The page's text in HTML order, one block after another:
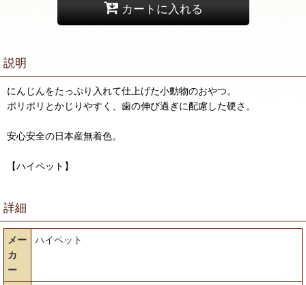
カートに入れる
説明
にんじんをたっぷり入れて仕上げた小動物のおやつ。
ポリポリとかじりやすく、歯の伸び過ぎに配慮した硬さ。
安心安全の日本産無着色。
【ハイペット】
詳細
メー
カ
ー
ハイペット